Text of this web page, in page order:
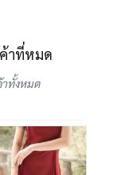
ทั้งหมด